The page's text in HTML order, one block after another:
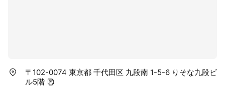
〒102-0074 東京都 千代田区 九段南 1-5-6 りそな九段ビ
ル5階